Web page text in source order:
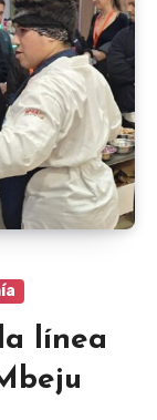
línea